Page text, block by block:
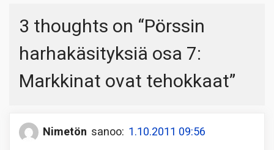
3 thoughts on “Pörssin
harhakäsityksiä osa 7:
Markkinat ovat tehokkaat”
Nimetön sanoo: 1.10.2011 09:56